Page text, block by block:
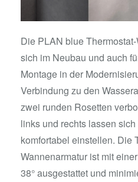
Die PLAN blue
sich im Neubau und auch
Montage in der
Verbindung zu den
zwei runden Rosetten
links und rechts lassen
komfortabel einstellen. Die
Wannenarmatur ist mit
38° ausgestattet und